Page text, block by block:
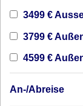
3499 €
3799 €
4599 €
An-/Abreise